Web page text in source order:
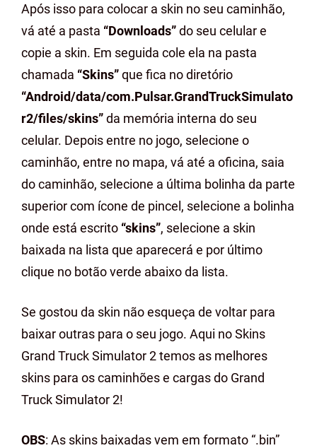
Após isso para colocar a skin no seu caminhão,
vá até a pasta “Downloads”do seu celular e
copie a skin. Em seguida cole ela na pasta
chamada “Skins”que fica no diretório
“Android/data/com.Pulsar.GrandTruckSimulato
r2/files/skins”da memória interna do seu
celular. Depois entre no jogo, selecione o
caminhão, entre no mapa, vá até a oficina, saia
do caminhão, selecione a última bolinha da parte
superior com ícone de pincel, selecione a bolinha
onde está escrito “skins”, selecione a skin
baixada na lista que aparecerá e por último
clique no botão verde abaixo da lista.
Se gostou da skin não esqueça de voltar para
baixar outras para o seu jogo. Aqui no Skins
Grand Truck Simulator 2 temos as melhores
skins para os caminhões e cargas do Grand
Truck Simulator 2!
OBS: As skins baixadas vem em formato “.bin”